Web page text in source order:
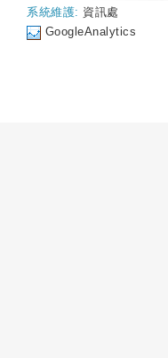
系統維護: 資訊處
GoogleAnalytics